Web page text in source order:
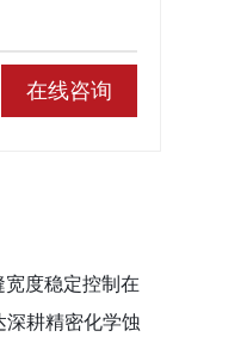
在线咨询
度稳定控制在
深耕精密化学蚀